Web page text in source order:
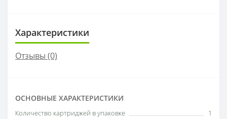
Характеристики
Отзывы (0)
ОСНОВНЫЕ ХАРАКТЕРИСТИКИ
Количество картриджей в упаковке
1